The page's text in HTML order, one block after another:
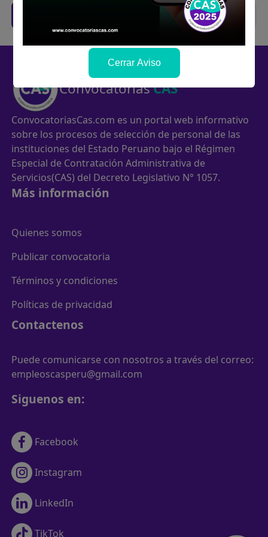
Trabajos CAS de anteriores concursos
ConvocatoriasCAS
ConvocatoriasCas.com es un portal web informativo
sobre los procesos de selección de personal de las
instituciones del Estado Peruano bajo el Régimen
Especial de Contratación Administrativa de
Servicios(CAS) del Decreto Legislativo N° 1057.
Más información
Quienes somos
Publicar convocatoria
Términos y condiciones
Políticas de privacidad
Contactenos
Puede comunicarse con nosotros a través del correo:
empleoscasperu@gmail.com
Siguenos en:
Facebook
Instagram
LinkedIn
TikTok
Cerrar Aviso